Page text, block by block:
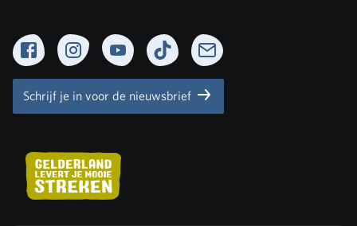
FacebookInstagramYouTubeTikTok Newsletter
Schrijf je in voor de nieuwsbrief